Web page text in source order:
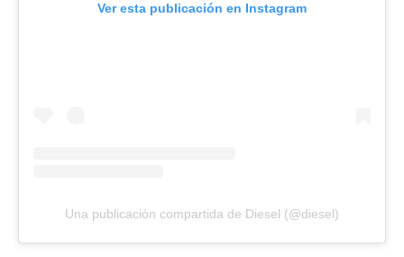
Ver esta publicación en Instagram
Una publicación compartida de Diesel (@diesel)